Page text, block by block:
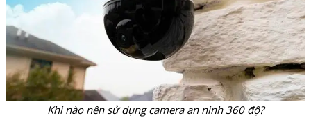
Khi nào nên sử dụng camera an ninh 360 độ?